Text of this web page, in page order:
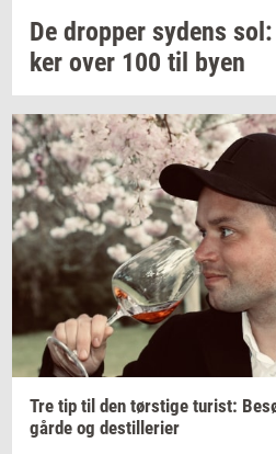
De drop­per sy­dens sol:
ker over 100 til byen
Tre tip til den tørsti­ge turist:
går­de og destil­le­ri­er